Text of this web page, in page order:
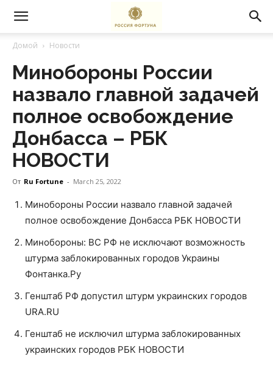
Домой Новости
Минобороны России
назвало главной задачей
полное освобождение
Донбасса – РБК
НОВОСТИ
От Ru Fortune - March 25, 2022
Минобороны России назвало главной задачей
полное освобождение Донбасса РБК НОВОСТИ
Минобороны: ВС РФ не исключают возможность
штурма заблокированных городов Украины
Фонтанка.Ру
Генштаб РФ допустил штурм украинских городов
URA.RU
Генштаб не исключил штурма заблокированных
украинских городов РБК НОВОСТИ